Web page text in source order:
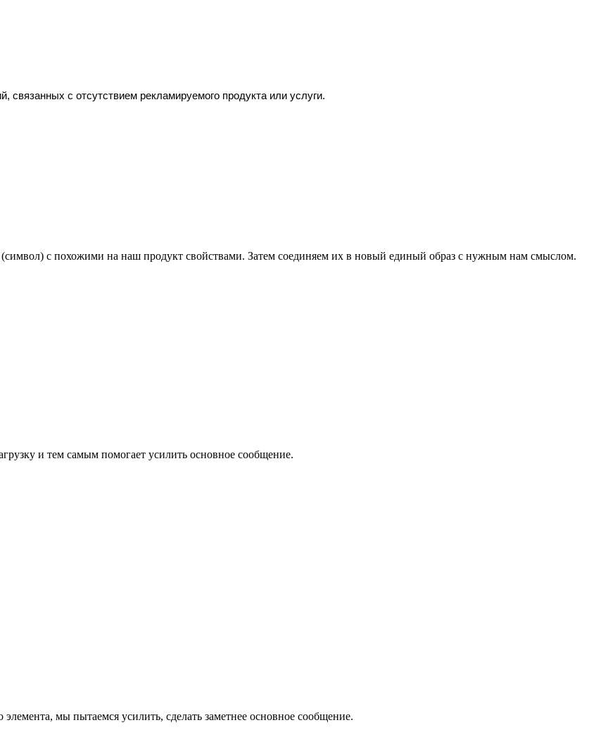
связанных с отсутствием рекламируемого продукта или услуги.
(символ) с похожими на наш продукт свойствами. Затем соединяем их в новый единый образ с нужным нам смыслом.
и тем самым помогает усилить основное сообщение.
мы пытаемся усилить, сделать заметнее основное сообщение.